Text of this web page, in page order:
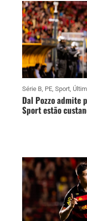
Série B, PE, Sport,
Dal Pozzo admite
Sport estão